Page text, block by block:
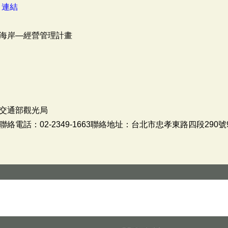
連結
岸—經營管理計畫
通部觀光局
絡電話：02-2349-1663聯絡地址：台北市忠孝東路四段290號